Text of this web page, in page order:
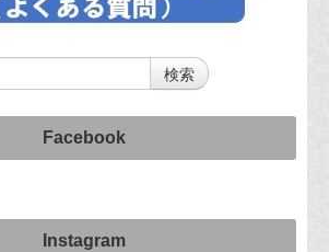
Facebook
Instagram